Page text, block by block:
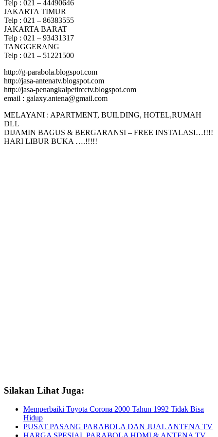
Telp : 021 – 44490646
JAKARTA TIMUR
Telp : 021 – 86383555
JAKARTA BARAT
Telp : 021 – 93431317
TANGGERANG
Telp : 021 – 51221500
http://g-parabola.blogspot.com
http://jasa-antenatv.blogspot.com
http://jasa-penangkalpetircctv.blogspot.com
email : galaxy.antena@gmail.com
MELAYANI : APARTMENT, BUILDING, HOTEL,RUMAH
DLL
DIJAMIN BAGUS & BERGARANSI – FREE INSTALASI…!!!!
HARI LIBUR BUKA ….!!!!!
Silakan Lihat Juga:
Memperbaiki Toyota Corona 2000 Tahun 1992 Tidak Bisa
Hidup
PUSAT PASANG PARABOLA DAN JUAL ANTENA TV